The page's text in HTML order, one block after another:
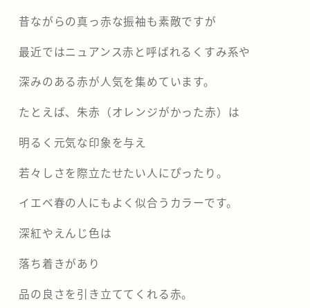
昔ながらの真っ赤な振袖も素敵ですが
最近ではニュアンス赤と呼ばれるくすみ系や
深みのある赤が人気を集めています。
たとえば、朱赤（オレンジがかった赤）は
明るく元気な印象を与え
若々しさを際立たせたい人にぴったり。
イエベ春の人にもよく似合うカラーです。
深紅やえんじ色は
落ち着きがあり
品の良さを引き立ててくれる赤。